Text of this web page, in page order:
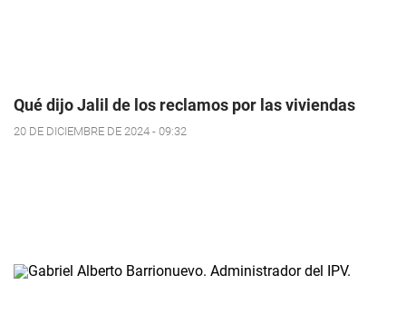
Qué dijo Jalil de los reclamos por las viviendas
20 DE DICIEMBRE DE 2024 - 09:32